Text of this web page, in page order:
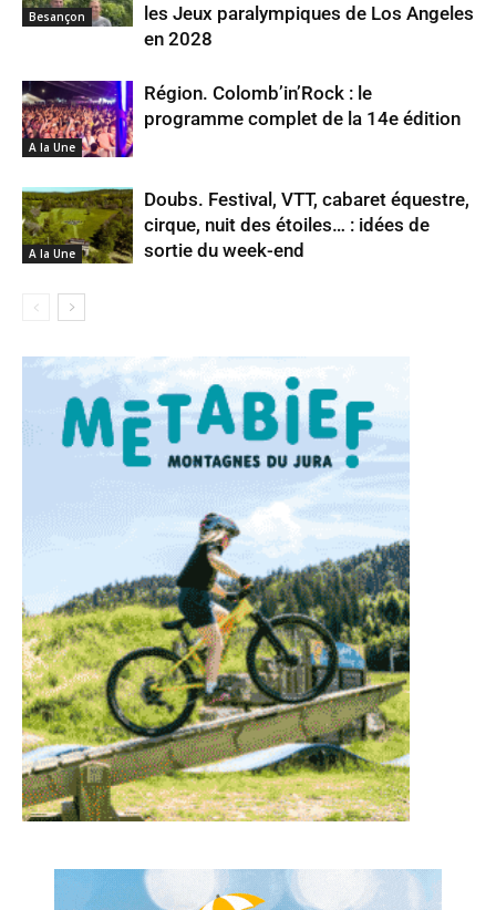
Besançon
les Jeux paralympiques de Los Angeles
en 2028
A la Une
Région. Colomb’in’Rock : le
programme complet de la 14e édition
A la Une
Doubs. Festival, VTT, cabaret équestre,
cirque, nuit des étoiles… : idées de
sortie du week-end